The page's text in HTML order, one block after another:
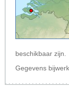
beschikbaar zijn.
Gegevens